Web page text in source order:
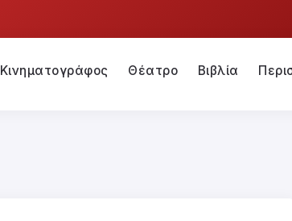
Κινηματογράφος Θέατρο Βιβλία